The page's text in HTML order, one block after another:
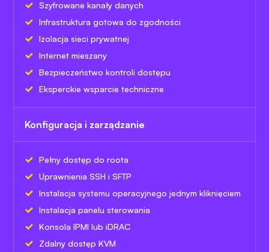
Szyfrowane kanały danych
Infrastruktura gotowa do zgodności
Izolacja sieci prywatnej
Internet mieszany
Bezpieczeństwo kontroli dostępu
Eksperckie wsparcie techniczne
Konfiguracja i zarządzanie
Pełny dostęp do roota
Uprawnienia SSH i SFTP
Instalacja systemu operacyjnego jednym kliknięciem
Instalacja panelu sterowania
Konsola IPMI lub iDRAC
Zdalny dostęp KVM